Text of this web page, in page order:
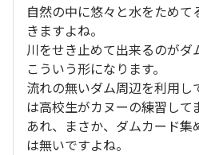
自然の中に悠々と水をため
きますよね。
川をせき止めて出来るのがダ
こういう形になります。
流れの無いダム周辺を利用し
は高校生がカヌーの練習して
あれ、まさか、ダムカード集
は無いですよね。